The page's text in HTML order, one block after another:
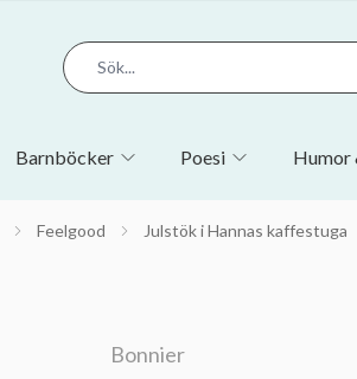
Barnböcker Poesi Humor
Feelgood Julstök i Hannas kaffestuga
Bonnier